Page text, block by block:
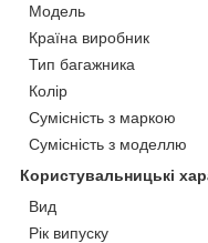
Модель
Країна виробник
Тип багажника
Колір
Сумісність з маркою
Сумісність з моделлю
Користувальницькі
Вид
Рік випуску